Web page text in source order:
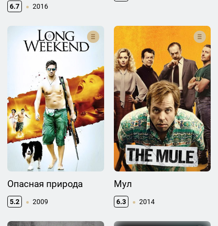
6.7 2016
Опасная природа
5.2 2009
Мул
6.3 2014